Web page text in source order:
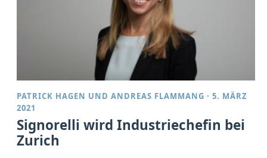
PATRICK HAGEN UNDANDREAS FLAMMANG ·5. MÄRZ
2021
Signorelli wird Industriechefin bei
Zurich